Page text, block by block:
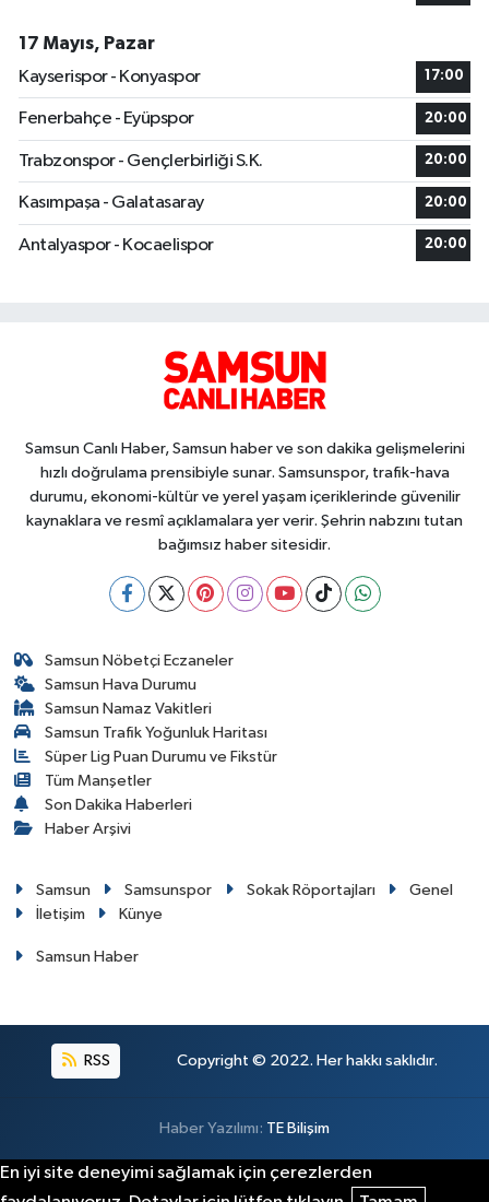
17 Mayıs, Pazar
Kayserispor - Konyaspor
17:00
Fenerbahçe - Eyüpspor 20:00
Trabzonspor - Gençlerbirliği S.K. 20:00
Kasımpaşa - Galatasaray 20:00
Antalyaspor - Kocaelispor 20:00
Samsun Canlı Haber, Samsun haber ve son dakika gelişmelerini
hızlı doğrulama prensibiyle sunar. Samsunspor, trafik-hava
durumu, ekonomi-kültür ve yerel yaşam içeriklerinde güvenilir
kaynaklara ve resmî açıklamalara yer verir. Şehrin nabzını tutan
bağımsız haber sitesidir.
Samsun Nöbetçi Eczaneler
Samsun Hava Durumu
Samsun Namaz Vakitleri
Samsun Trafik Yoğunluk Haritası
Süper Lig Puan Durumu ve Fikstür
Tüm Manşetler
Son Dakika Haberleri
Haber Arşivi
Samsun Samsunspor Sokak Röportajları
Genel
İletişim
Künye
Samsun Haber
RSS Copyright © 2022. Her hakkı saklıdır.
Haber Yazılımı: TE Bilişim
En iyi site deneyimi sağlamak için çerezlerden